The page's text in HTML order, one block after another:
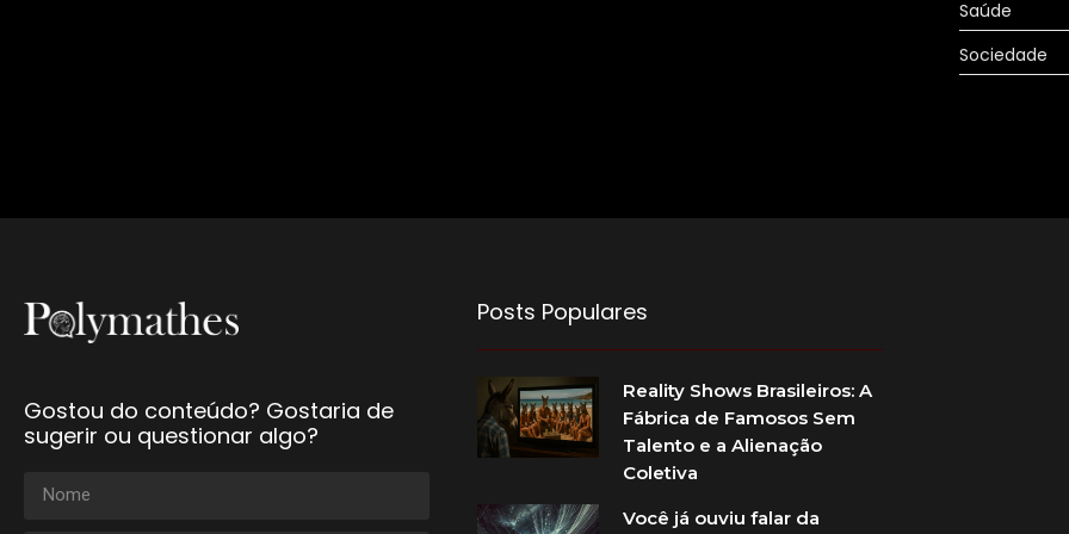
Saúde
Sociedade
Gostou do conteúdo? Gostaria de
sugerir ou questionar algo?
Posts Populares
Reality Shows Brasileiros: A
Fábrica de Famosos Sem
Talento e a Alienação
Coletiva
Você já ouviu falar da